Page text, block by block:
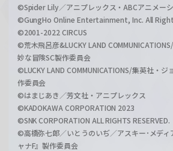
©Spider Lily／アニプレックス・ABCアニメー
©GungHo Online Entertainment, Inc. All
©2001-2022 CIRCUS
©荒木飛呂彦&LUCKY LAND
妙な冒険SC製作委員会
©LUCKY LAND COMMUNICATIONS/集英社・ジ
作委員会
©はまじあき／芳文社・アニプレックス
©KADOKAWA CORPORATION 2023
©SNK CORPORATION ALL RIGHTS RESERVED.
©高橋弥七郎／いとうのいぢ／アスキー･メディ
ャナF』製作委員会